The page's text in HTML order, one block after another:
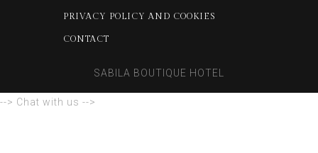
PRIVACY POLICY AND COOKIES
CONTACT
SABILA BOUTIQUE HOTEL
--> Chat with us -->